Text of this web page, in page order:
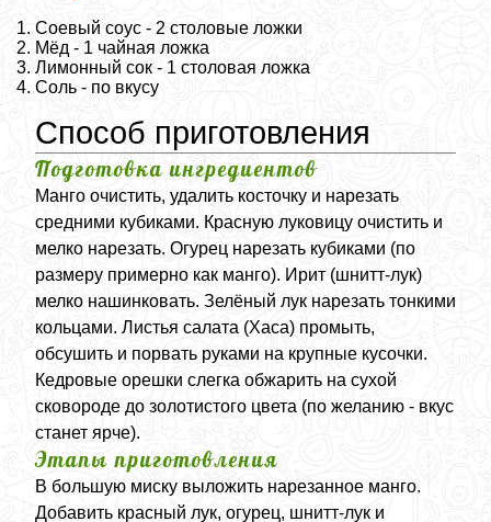
Соевый соус - 2 столовые ложки
Мёд - 1 чайная ложка
Лимонный сок - 1 столовая ложка
Соль - по вкусу
Способ приготовления
Подготовка ингредиентов
Манго очистить, удалить косточку и нарезать
средними кубиками. Красную луковицу очистить и
мелко нарезать. Огурец нарезать кубиками (по
размеру примерно как манго). Ирит (шнитт-лук)
мелко нашинковать. Зелёный лук нарезать тонкими
кольцами. Листья салата (Хаса) промыть,
обсушить и порвать руками на крупные кусочки.
Кедровые орешки слегка обжарить на сухой
сковороде до золотистого цвета (по желанию - вкус
станет ярче).
Этапы приготовления
В большую миску выложить нарезанное манго.
Добавить красный лук, огурец, шнитт-лук и